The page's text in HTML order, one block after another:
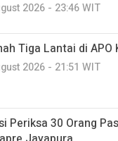
2026 - 23:46 WIT
Tiga Lantai di
2026 - 21:51 WIT
Periksa 30 Orang